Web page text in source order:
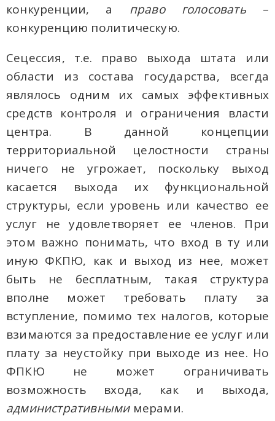
конкуренции, а право голосовать–
конкуренцию политическую.
Сецессия, т.е. право выхода штата или
области из состава государства, всегда
являлось одним их самых эффективных
средств контроля и ограничения власти
центра. В данной концепции
территориальной целостности страны
ничего не угрожает, поскольку выход
касается выхода их функциональной
структуры, если уровень или качество ее
услуг не удовлетворяет ее членов. При
этом важно понимать, что вход в ту или
иную ФКПЮ, как и выход из нее, может
быть не бесплатным, такая структура
вполне может требовать плату за
вступление, помимо тех налогов, которые
взимаются за предоставление ее услуг или
плату за неустойку при выходе из нее. Но
ФПКЮ не может ограничивать
возможность входа, как и выхода,
административнымимерами.